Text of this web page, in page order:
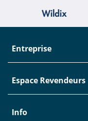
Entreprise
À propos de Studerus
Equipe
Contact
Espace Revendeurs
Nouveautés / EOL
Info